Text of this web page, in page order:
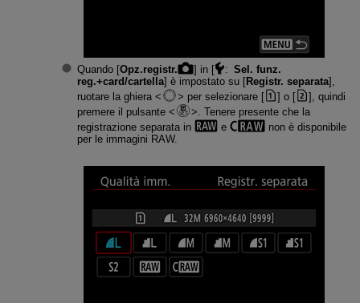
Quando [Opz.registr. ] in [ : Sel. funz.
reg.+card/cartella] è impostato su [Registr. separata],
ruotare la ghiera
per selezionare [ ] o [
], quindi
premere il pulsante
. Tenere presente che la
registrazione separata in
e
non è disponibile
per le immagini RAW.